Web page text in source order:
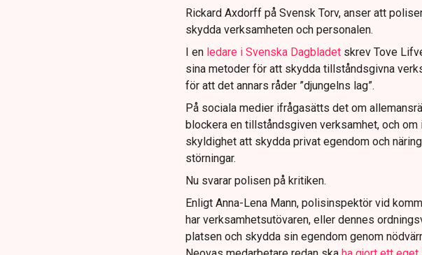
Rickard Axdorff på Svensk Torv, anser att
skydda verksamheten och personalen.
I en ledare i Svenska Dagbladet skrev Tove
sina metoder för att skydda tillståndsgivna
för att det annars råder ”djungelns lag”.
På sociala medier ifrågasätts det om
blockera en tillståndsgiven verksamhet, och
skyldighet att skydda privat egendom och
störningar.
Nu svarar polisen på kritiken.
Enligt Anna-Lena Mann, polisinspektör vid
har verksamhetsutövaren, eller dennes
platsen och skydda sin egendom genom